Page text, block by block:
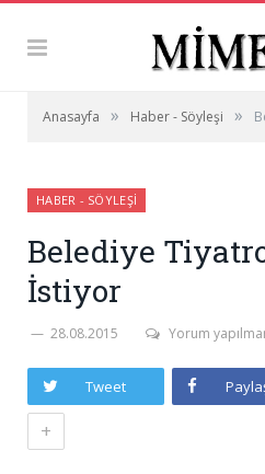
Anasayfa » Haber - Söyleşi »
HABER - SÖYLEŞI
Belediye
İstiyor
28.08.2015 Yorum
Tweet
+